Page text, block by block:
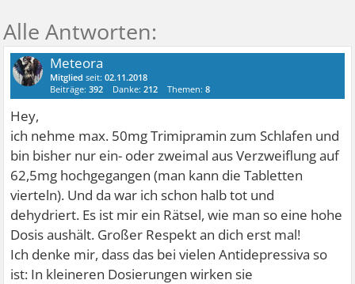
Meteora
Mitglied seit:02.11.2018
Beiträge:392 Danke:212 Themen:8
Hey,
ich nehme max. 50mg Trimipramin zum Schlafen und
bin bisher nur ein- oder zweimal aus Verzweiflung auf
62,5mg hochgegangen (man kann die Tabletten
vierteln). Und da war ich schon halb tot und
dehydriert. Es ist mir ein Rätsel, wie man so eine hohe
Dosis aushält. Großer Respekt an dich erst mal!
Ich denke mir, dass das bei vielen Antidepressiva so
ist: In kleineren Dosierungen wirken sie